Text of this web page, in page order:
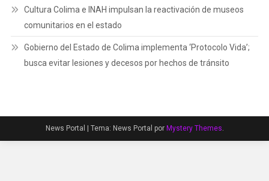
Cultura Colima e INAH impulsan la reactivación de museos
comunitarios en el estado
Gobierno del Estado de Colima implementa ‘Protocolo Vida’;
busca evitar lesiones y decesos por hechos de tránsito
News Portal Tema: News Portal por Mystery Themes.